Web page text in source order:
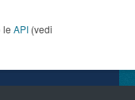
le API (vedi